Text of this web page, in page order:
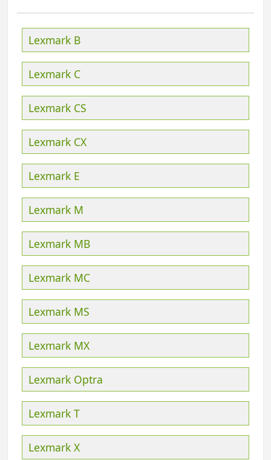
Lexmark B
Lexmark C
Lexmark CS
Lexmark CX
Lexmark E
Lexmark M
Lexmark MB
Lexmark MC
Lexmark MS
Lexmark MX
Lexmark Optra
Lexmark T
Lexmark X